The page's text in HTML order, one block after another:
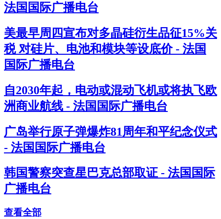
法国国际广播电台
美最早周四宣布对多晶硅衍生品征15%关
税 对硅片、电池和模块等设底价 - 法国
国际广播电台
自2030年起，电动或混动飞机或将执飞欧
洲商业航线 - 法国国际广播电台
广岛举行原子弹爆炸81周年和平纪念仪式
- 法国国际广播电台
韩国警察突查星巴克总部取证 - 法国国际
广播电台
查看全部